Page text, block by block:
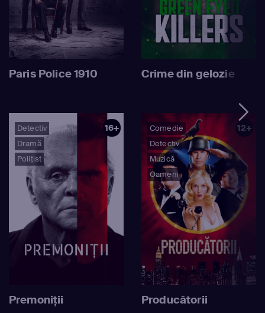
Paris Police 1910 Crime din gelozie
Detectiv
Dramă
Polițist
16+
Premoniţii
Comedie
Detectiv
Muzică
Oameni
12+
Producătorii